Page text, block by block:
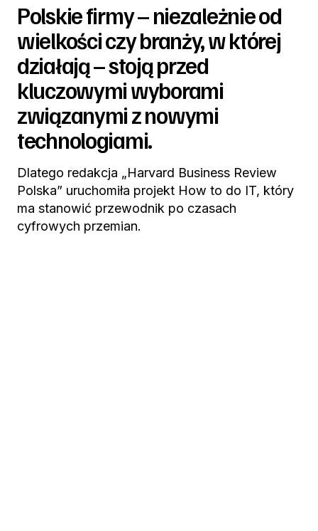
Polskie firmy – niezależnie od
wielkości czy branży, w której
działają – stoją przed
kluczowymi wyborami
związanymi z nowymi
technologiami.
Dlatego redakcja „Harvard Business Review
Polska” uruchomiła projekt How to do IT, który
ma stanowić przewodnik po czasach
cyfrowych przemian.